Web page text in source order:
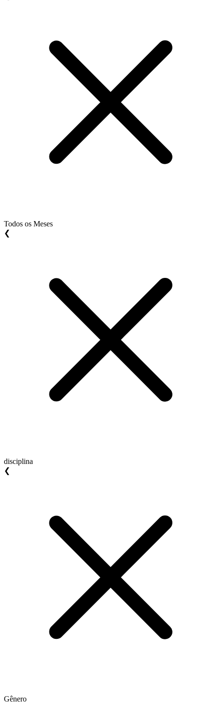
Todos os Meses
❮
disciplina
❮
Gênero